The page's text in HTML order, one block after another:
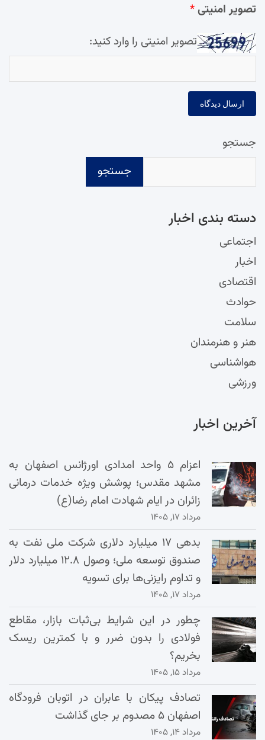
تصویر امنیتی*
تصویر امنیتی را وارد کنید:
جستجو
جستجو
دسته‌ بندی اخبار
اجتماعی
اخبار
اقتصادی
حوادث
سلامت
هنر و هنرمندان
هواشناسی
ورزشی
آخرین اخبار
اعزام ۵ واحد امدادی اورژانس اصفهان به
مشهد مقدس؛ پوشش ویژه خدمات درمانی
زائران در ایام شهادت امام رضا(ع)
مرداد ۱۷, ۱۴۰۵
بدهی ۱۷ میلیارد دلاری شرکت ملی نفت به
صندوق توسعه ملی؛ وصول ۱۲.۸ میلیارد دلار
و تداوم رایزنی‌ها برای تسویه
مرداد ۱۷, ۱۴۰۵
چطور در این شرایط بی‌ثبات بازار، مقاطع
فولادی را بدون ضرر و با کمترین ریسک
بخریم؟
مرداد ۱۵, ۱۴۰۵
تصادف پیکان با عابران در اتوبان فرودگاه
اصفهان ۵ مصدوم بر جای گذاشت
مرداد ۱۴, ۱۴۰۵